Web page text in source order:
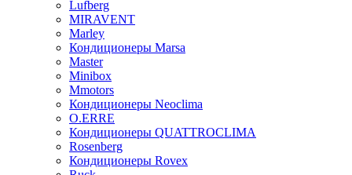
Lufberg
MIRAVENT
Marley
Кондиционеры Marsa
Master
Minibox
Mmotors
Кондиционеры Neoclima
O.ERRE
Кондиционеры QUATTROCLIMA
Rosenberg
Кондиционеры Rovex